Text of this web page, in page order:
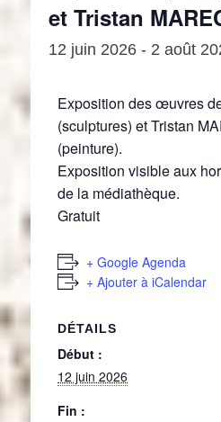
et Tristan
12 juin 2026 - 2 août
Exposition des œuvres
(sculptures) et Tristan
(peinture).
Exposition visible aux
de la médiathèque.
Gratuit
+ Google Agenda
+ Ajouter à iCalendar
DÉTAILS
Début :
12 juin 2026
Fin :